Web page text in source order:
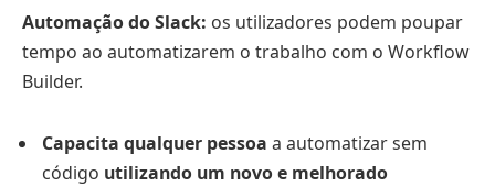
Automação do Slack: os utilizadores podem poupar
tempo ao automatizarem o trabalho com o Workflow
Builder.
Capacita qualquer pessoa a automatizar sem
código utilizando um novo e melhorado